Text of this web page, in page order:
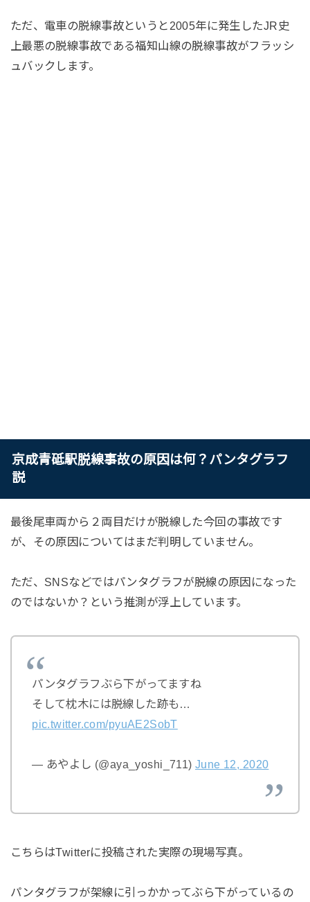
ただ、電車の脱線事故というと2005年に発生したJR史
上最悪の脱線事故である福知山線の脱線事故がフラッシ
ュバックします。
京成青砥駅脱線事故の原因は何？パンタグラフ
説
最後尾車両から２両目だけが脱線した今回の事故です
が、その原因についてはまだ判明していません。
ただ、SNSなどではパンタグラフが脱線の原因になった
のではないか？という推測が浮上しています。
パンタグラフぶら下がってますね
そして枕木には脱線した跡も…
pic.twitter.com/pyuAE2SobT
— あやよし (@aya_yoshi_711) June 12, 2020
こちらはTwitterに投稿された実際の現場写真。
パンタグラフが架線に引っかかってぶら下がっているの